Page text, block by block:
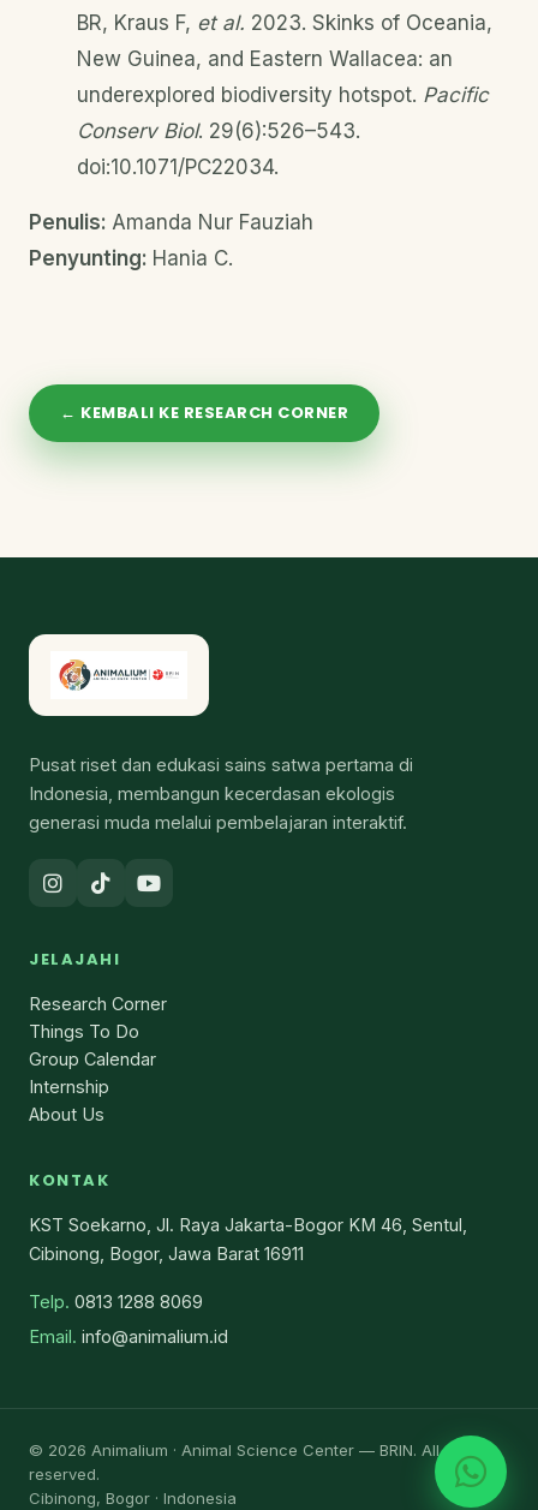
BR, Kraus F, et al. 2023. Skinks of Oceania,
New Guinea, and Eastern Wallacea: an
underexplored biodiversity hotspot. Pacific
Conserv Biol. 29(6):526–543.
doi:10.1071/PC22034.
Penulis: Amanda Nur Fauziah
Penyunting: Hania C.
← KEMBALI KE RESEARCH CORNER
Pusat riset dan edukasi sains satwa pertama di
Indonesia, membangun kecerdasan ekologis
generasi muda melalui pembelajaran interaktif.
JELAJAHI
Research Corner
Things To Do
Group Calendar
Internship
About Us
KONTAK
KST Soekarno, Jl. Raya Jakarta-Bogor KM 46, Sentul,
Cibinong, Bogor, Jawa Barat 16911
Telp. 0813 1288 8069
Email. info@animalium.id
© 2026 Animalium · Animal Science Center — BRIN. All rights
reserved.
Cibinong, Bogor · Indonesia